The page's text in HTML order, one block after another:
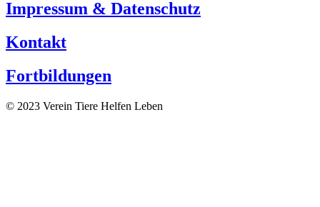
Impressum & Datenschutz
Kontakt
Fortbildungen
© 2023 Verein Tiere Helfen Leben